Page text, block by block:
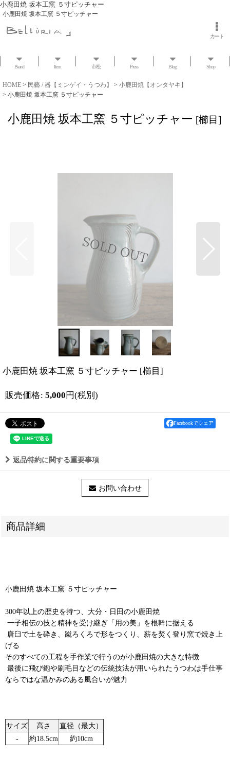
小鹿田焼 坂本工窯 ５寸ピッチャー
小鹿田焼 坂本工窯 ５寸ピッチャー
カート
Brand Item 市松 Press Blog Shop
HOME > 民藝 / 器【ミンゲイ・うつわ】 > 小鹿田焼【オンタヤキ】
> 小鹿田焼 坂本工窯 ５寸ピッチャー
小鹿田焼 坂本工窯 ５寸ピッチャー [櫛目 ]
小鹿田焼 坂本工窯 ５寸ピッチャー [櫛目]
販売価格: 5,000 円(税別)
Facebookでシェア
返品特約に関する重要事項
お問い合わせ
商品詳細
小鹿田焼 坂本工窯 ５寸ピッチャー
300年以上の歴史を持つ、大分・日田の小鹿田焼
⁡ 一子相伝の技と精神を受け継ぎ「用の美」を根幹に据える
⁡ 唐臼で土を砕き、蹴ろくろで形をつくり、薪を焚く登り窯で焼き上
げる
そのすべての工程を手作業で行うのが小鹿田焼の大きな特徴
⁡ 最後に飛び鉋や刷毛目などの伝統技法が用いられたうつわは手仕事
ならではな温かみのある風合いが魅力 ⁡ ⁡
サイズ 高さ
直径（最大）
‐
約18.5cm 約10cm